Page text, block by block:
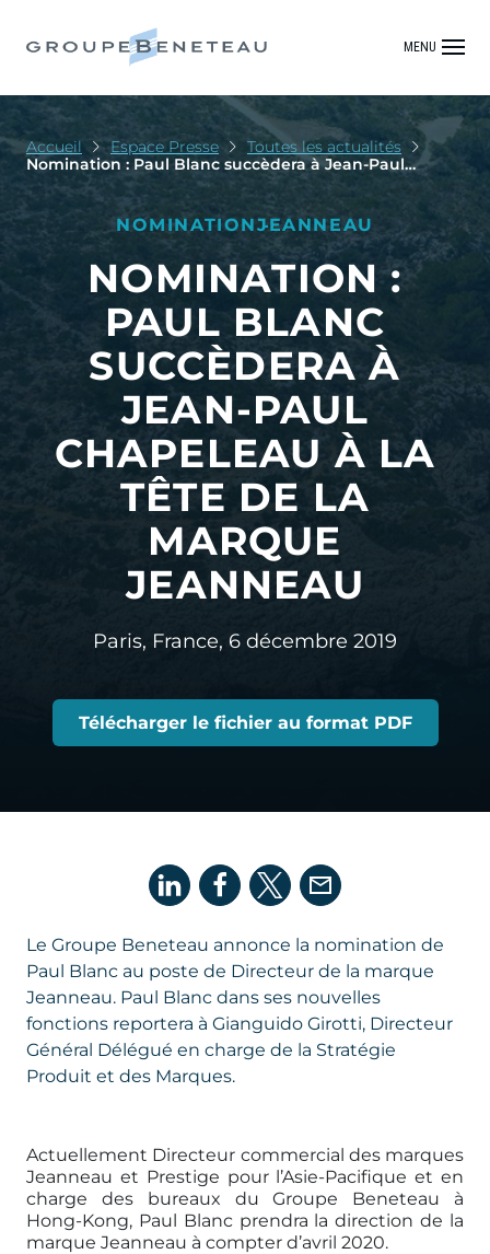
MENU
Accueil Espace Presse
Toutes les actualités
Nomination : Paul Blanc succèdera à Jean-Paul
Chapeleau à la tête de la marque Jeanneau
NOMINATIONJEANNEAU
NOMINATION :
PAUL BLANC
SUCCÈDERA À
JEAN-PAUL
CHAPELEAU À LA
TÊTE DE LA
MARQUE
JEANNEAU
Paris, France, 6 décembre 2019
Télécharger le fichier au format PDF
Le Groupe Beneteau annonce la nomination de
Paul Blanc au poste de Directeur de la marque
Jeanneau. Paul Blanc dans ses nouvelles
fonctions reportera à Gianguido Girotti, Directeur
Général Délégué en charge de la Stratégie
Produit et des Marques.
Actuellement Directeur commercial des marques
Jeanneau et Prestige pour l’Asie-Pacifique et en
charge des bureaux du Groupe Beneteau à
Hong-Kong, Paul Blanc prendra la direction de la
marque Jeanneau à compter d’avril 2020.